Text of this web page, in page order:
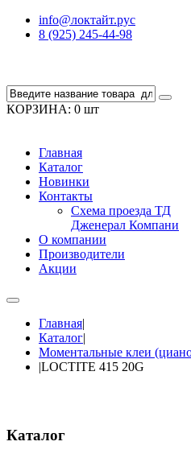
info@локтайт.рус
8 (925) 245-44-98
КОРЗИНА: 0 шт
Главная
Каталог
Новинки
Контакты
Схема проезда ТД
Дженерал Компани
О компании
Производители
Акции
Главная|
Каталог|
Моментальные клеи
|LOCTITE 415 20G
Каталог